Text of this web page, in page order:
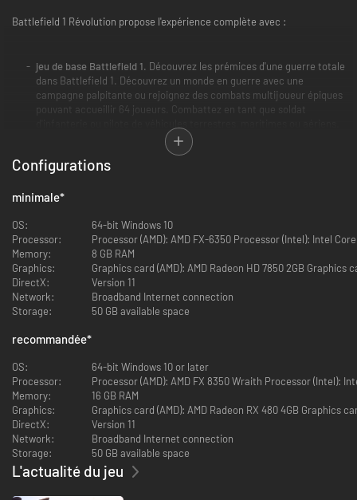
Battlefield 1 Révolution propose l'expérience complète avec :
jeu de base Battlefield 1. Découvrez les prémices d'une guerre totale
dans Battlefield 1. Découvrez un monde en guerre avec une
campagne palpitante ou rejoignez des combats multijoueur épiques
pouvant accueillir 64 joueurs. Combattez en tant que soldat
4 packs d'extension comprenant de
nouvelles cartes multijoueur, des armes inédites et bien plus.
Pack Baron Rouge, pack Lawrence d'Arabie et pack Hellfighter :
Configurations
minimale*
OS:
64-bit Windows 10
Processor:
Processor (AMD): AMD FX-6350 Processor (Intel): Intel
Memory:
8 GB RAM
Graphics:
Graphics card (AMD): AMD Radeon HD 7850 2GB Graphics
DirectX:
Version 11
Network:
Broadband Internet connection
Storage:
50 GB available space
recommandée*
OS:
64-bit Windows 10 or later
Processor:
Processor (AMD): AMD FX 8350 Wraith Processor (Intel):
Memory:
16 GB RAM
Graphics:
Graphics card (AMD): AMD Radeon RX 480 4GB Graphics
DirectX:
Version 11
Network:
Broadband Internet connection
Storage:
50 GB available space
L'actualité du jeu